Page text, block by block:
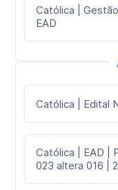
Católica |
EAD
Católica | Edital
Católica | EAD |
023 altera 016 |